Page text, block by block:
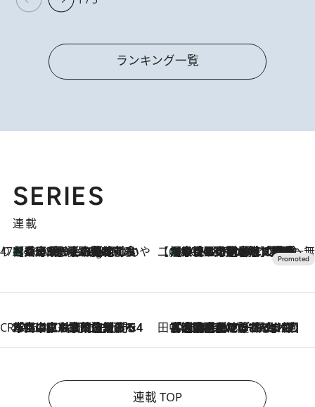
ランキング一覧
SERIES
連載
47都道府県の手みやげ ひんやりスイーツで夏を満喫
46 Minutes Ago
【兵庫県】この夏絶対食べたい 冷やしておいしいおやつ3選 淡路島の恵みをジェラートに集約 【CREA×星野リゾート】唯一無二。癒しと発見が待つ場所へ
2026.8.7
【トンボの足水浴】ヒノキの香りに包まれて涼感マックス！約13℃の湧水かけ流しを避暑地「星野温泉 トンボの湯」で体験
CREA'S CHOICE
2026.8.7
「立川にも歌舞伎があるんだよ」 片岡仁左衛門・市川中車ら豪華座組みで4年目の立川立飛歌舞伎へ 田中稲の勝手に再ブーム
2026.8.7
「湘南乃風に憧れて」観客大盛上がりの“タオル回し”に、ラッパー顔負けの高速歌唱まで…さだまさし（74）のアグレッシブすぎる現在地
連載 TOP